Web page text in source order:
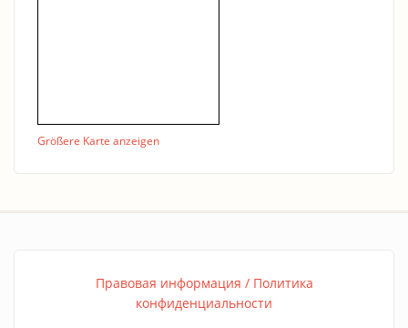
Größere Karte anzeigen
Правовая информация / Политика
конфиденциальности